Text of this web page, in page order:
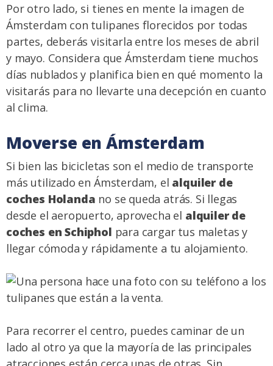
Por otro lado, si tienes en mente la imagen de
Ámsterdam con tulipanes florecidos por todas
partes, deberás visitarla entre los meses de abril
y mayo. Considera que Ámsterdam tiene muchos
días nublados y planifica bien en qué momento la
visitarás para no llevarte una decepción en cuanto
al clima.
Moverse en Ámsterdam
Si bien las bicicletas son el medio de transporte
más utilizado en Ámsterdam, el alquiler de
coches Holanda no se queda atrás. Si llegas
desde el aeropuerto, aprovecha el alquiler de
coches en Schiphol para cargar tus maletas y
llegar cómoda y rápidamente a tu alojamiento.
Para recorrer el centro, puedes caminar de un
lado al otro ya que la mayoría de las principales